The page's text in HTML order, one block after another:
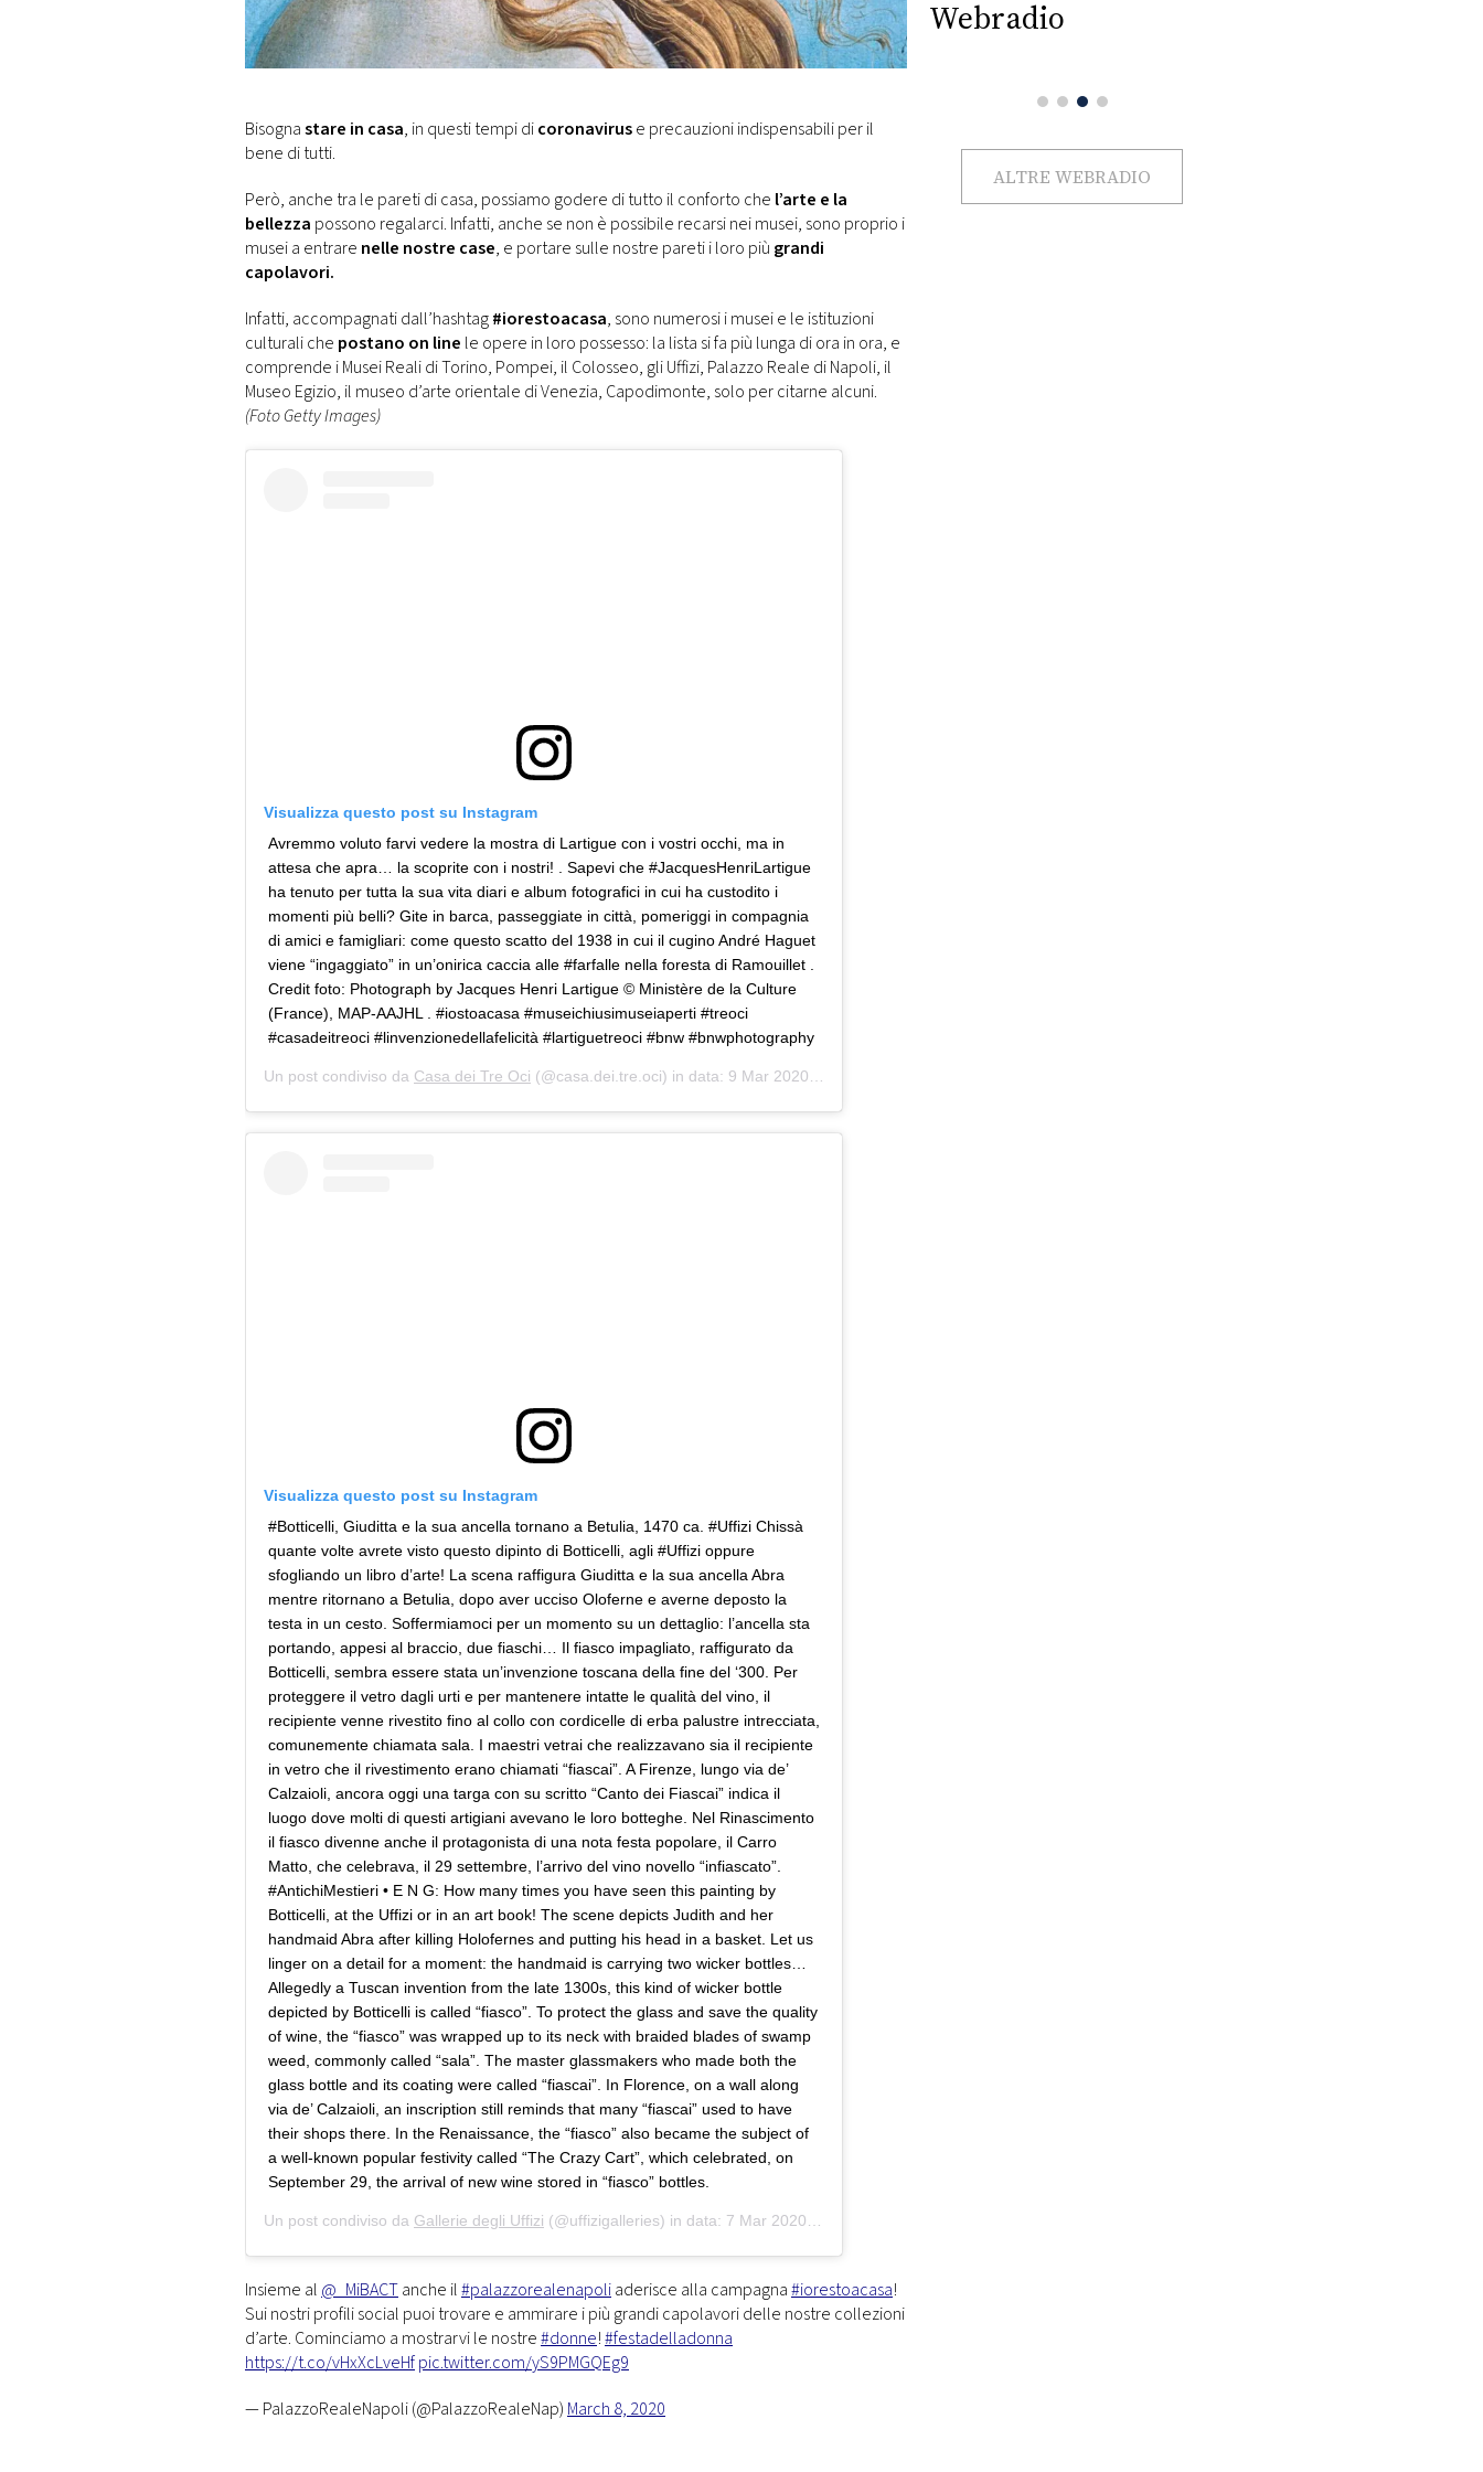
DI
MONACO
CONSIGLIA
Bisognastare in casa, in questi tempi dicoronaviruse precauzioni indispensabili per il
bene di tutti.
Però, anche tra le pareti di casa, possiamo godere di tutto il conforto che l’arte e la
bellezza possono regalarci. Infatti, anche se non è possibile recarsi nei musei, sono proprio i
musei a entrare nelle nostre case, e portare sulle nostre pareti i loro più grandi
capolavori.
Infatti, accompagnati dall’hashtag#iorestoacasa, sono numerosi i musei e le istituzioni
culturali che postano on line le opere in loro possesso: la lista si fa più lunga di ora in ora, e
comprende i Musei Reali di Torino, Pompei, il Colosseo, gli Uffizi, Palazzo Reale di Napoli, il
Museo Egizio, il museo d’arte orientale di Venezia, Capodimonte, solo per citarne alcuni.
(Foto Getty Images)
Visualizza questo post su Instagram
Avremmo voluto farvi vedere la mostra di Lartigue con i vostri occhi, ma in
attesa che apra… la scoprite con i nostri! . Sapevi che #JacquesHenriLartigue
ha tenuto per tutta la sua vita diari e album fotografici in cui ha custodito i
momenti più belli? Gite in barca, passeggiate in città, pomeriggi in compagnia
di amici e famigliari: come questo scatto del 1938 in cui il cugino André Haguet
viene “ingaggiato” in un’onirica caccia alle #farfalle nella foresta di Ramouillet .
Credit foto: Photograph by Jacques Henri Lartigue © Ministère de la Culture
(France), MAP-AAJHL . #iostoacasa #museichiusimuseiaperti #treoci
#casadeitreoci #linvenzionedellafelicità #lartiguetreoci #bnw #bnwphotography
Un post condiviso da Casa dei Tre Oci (@casa.dei.tre.oci) in data: 9 Mar 2020 alle ore 12:33 PDT
Visualizza questo post su Instagram
#Botticelli, Giuditta e la sua ancella tornano a Betulia, 1470 ca. #Uffizi Chissà
quante volte avrete visto questo dipinto di Botticelli, agli #Uffizi oppure
sfogliando un libro d’arte! La scena raffigura Giuditta e la sua ancella Abra
mentre ritornano a Betulia, dopo aver ucciso Oloferne e averne deposto la
testa in un cesto. Soffermiamoci per un momento su un dettaglio: l’ancella sta
portando, appesi al braccio, due fiaschi… Il fiasco impagliato, raffigurato da
Botticelli, sembra essere stata un’invenzione toscana della fine del ‘300. Per
proteggere il vetro dagli urti e per mantenere intatte le qualità del vino, il
recipiente venne rivestito fino al collo con cordicelle di erba palustre intrecciata,
comunemente chiamata sala. I maestri vetrai che realizzavano sia il recipiente
in vetro che il rivestimento erano chiamati “fiascai”. A Firenze, lungo via de’
Calzaioli, ancora oggi una targa con su scritto “Canto dei Fiascai” indica il
luogo dove molti di questi artigiani avevano le loro botteghe. Nel Rinascimento
il fiasco divenne anche il protagonista di una nota festa popolare, il Carro
Matto, che celebrava, il 29 settembre, l’arrivo del vino novello “infiascato”.
#AntichiMestieri • E N G: How many times you have seen this painting by
Botticelli, at the Uffizi or in an art book! The scene depicts Judith and her
handmaid Abra after killing Holofernes and putting his head in a basket. Let us
linger on a detail for a moment: the handmaid is carrying two wicker bottles…
Allegedly a Tuscan invention from the late 1300s, this kind of wicker bottle
depicted by Botticelli is called “fiasco”. To protect the glass and save the quality
of wine, the “fiasco” was wrapped up to its neck with braided blades of swamp
weed, commonly called “sala”. The master glassmakers who made both the
glass bottle and its coating were called “fiascai”. In Florence, on a wall along
via de’ Calzaioli, an inscription still reminds that many “fiascai” used to have
their shops there. In the Renaissance, the “fiasco” also became the subject of
a well-known popular festivity called “The Crazy Cart”, which celebrated, on
September 29, the arrival of new wine stored in “fiasco” bottles.
Un post condiviso da Gallerie degli Uffizi (@uffizigalleries) in data: 7 Mar 2020 alle ore 2:04 PST
Insieme al @_MiBACTanche il#palazzorealenapoliaderisce alla campagna#iorestoacasa!
Sui nostri profili social puoi trovare e ammirare i più grandi capolavori delle nostre collezioni
d’arte. Cominciamo a mostrarvi le nostre#donne!#festadelladonna
https://t.co/vHxXcLveHfpic.twitter.com/yS9PMGQEg9
— PalazzoRealeNapoli (@PalazzoRealeNap) March 8, 2020
Webradio
ALTRE WEBRADIO